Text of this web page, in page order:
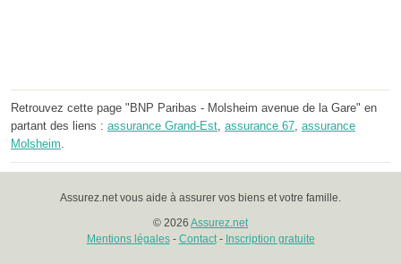
Retrouvez cette page "BNP Paribas - Molsheim avenue de la Gare" en
partant des liens : assurance Grand-Est, assurance 67, assurance
Molsheim.
Assurez.net vous aide à assurer vos biens et votre famille.
© 2026 Assurez.net
Mentions légales- Contact- Inscription gratuite